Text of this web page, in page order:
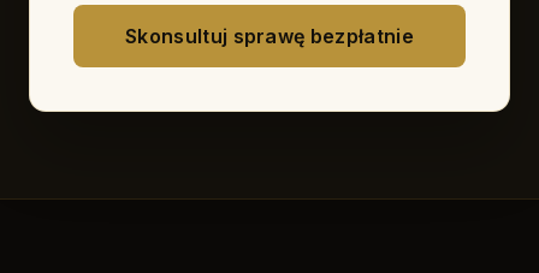
Skonsultuj sprawę bezpłatnie